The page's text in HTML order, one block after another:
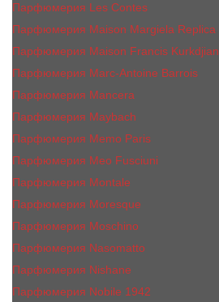
Парфюмерия Les Contes
Парфюмерия Maison Margiela Replica
Парфюмерия Maison Francis Kurkdjian
Парфюмерия Marc-Antoine Barrois
Парфюмерия Mancera
Парфюмерия Maybach
Парфюмерия Memo Paris
Парфюмерия Meo Fusciuni
Парфюмерия Montale
Парфюмерия Moresque
Парфюмерия Moschino
Парфюмерия Nasomatto
Парфюмерия Nishane
Парфюмерия Nobile 1942